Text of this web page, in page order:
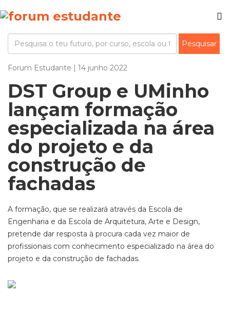
Forum Estudante | 14 junho 2022
DST Group e UMinho
lançam formação
especializada na área
do projeto e da
construção de
fachadas
A formação, que se realizará através da Escola de
Engenharia e da Escola de Arquitetura, Arte e Design,
pretende dar resposta à procura cada vez maior de
profissionais com conhecimento especializado na área do
projeto e da construção de fachadas.